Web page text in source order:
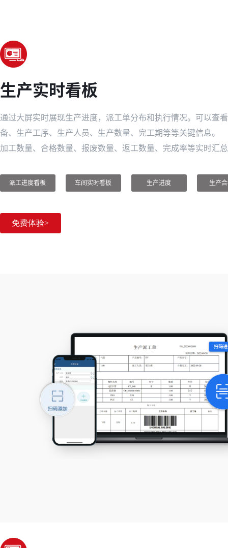
生产实时看板
通过大屏实时展现生产进度，派工单分布和执行情况。可以查
备、生产工序、生产人员、生产数量、完工期等等关键信息。
加工数量、合格数量、报废数量、返工数量、完成率等实时汇
派工进度看板 车间实时看板 生产进度 生产
免费体验>